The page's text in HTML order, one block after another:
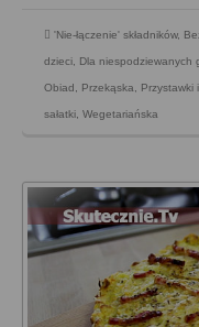
'Nie-łączenie' składników,
dzieci, Dla niespodziewanych
Obiad, Przekąska, Przystawki
sałatki, Wegetariańska